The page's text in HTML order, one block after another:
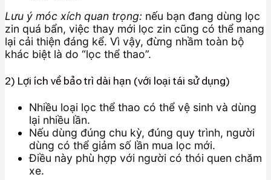
Lưu ý móc xích quan trọng: nếu bạn đang dùng lọc
zin quá bẩn, việc thay mới lọc zin cũng có thể mang
lại cải thiện đáng kể. Vì vậy, đừng nhầm toàn bộ
khác biệt là do “lọc thể thao”.
2) Lợi ích về bảo trì dài hạn (với loại tái sử dụng)
Nhiều loại lọc thể thao có thể vệ sinh và dùng
lại nhiều lần.
Nếu dùng đúng chu kỳ, đúng quy trình, người
dùng có thể giảm số lần mua lọc mới.
Điều này phù hợp với người có thói quen chăm
xe.